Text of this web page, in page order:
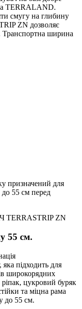
TERRALAND.
смугу на глибину
ZN дозволяє
Транспортна ширина
призначений для
до 55 см перед
ZN
55 см.
підходить для
широкорядних
цукровий буряк
та міцна рама
до 55 см.